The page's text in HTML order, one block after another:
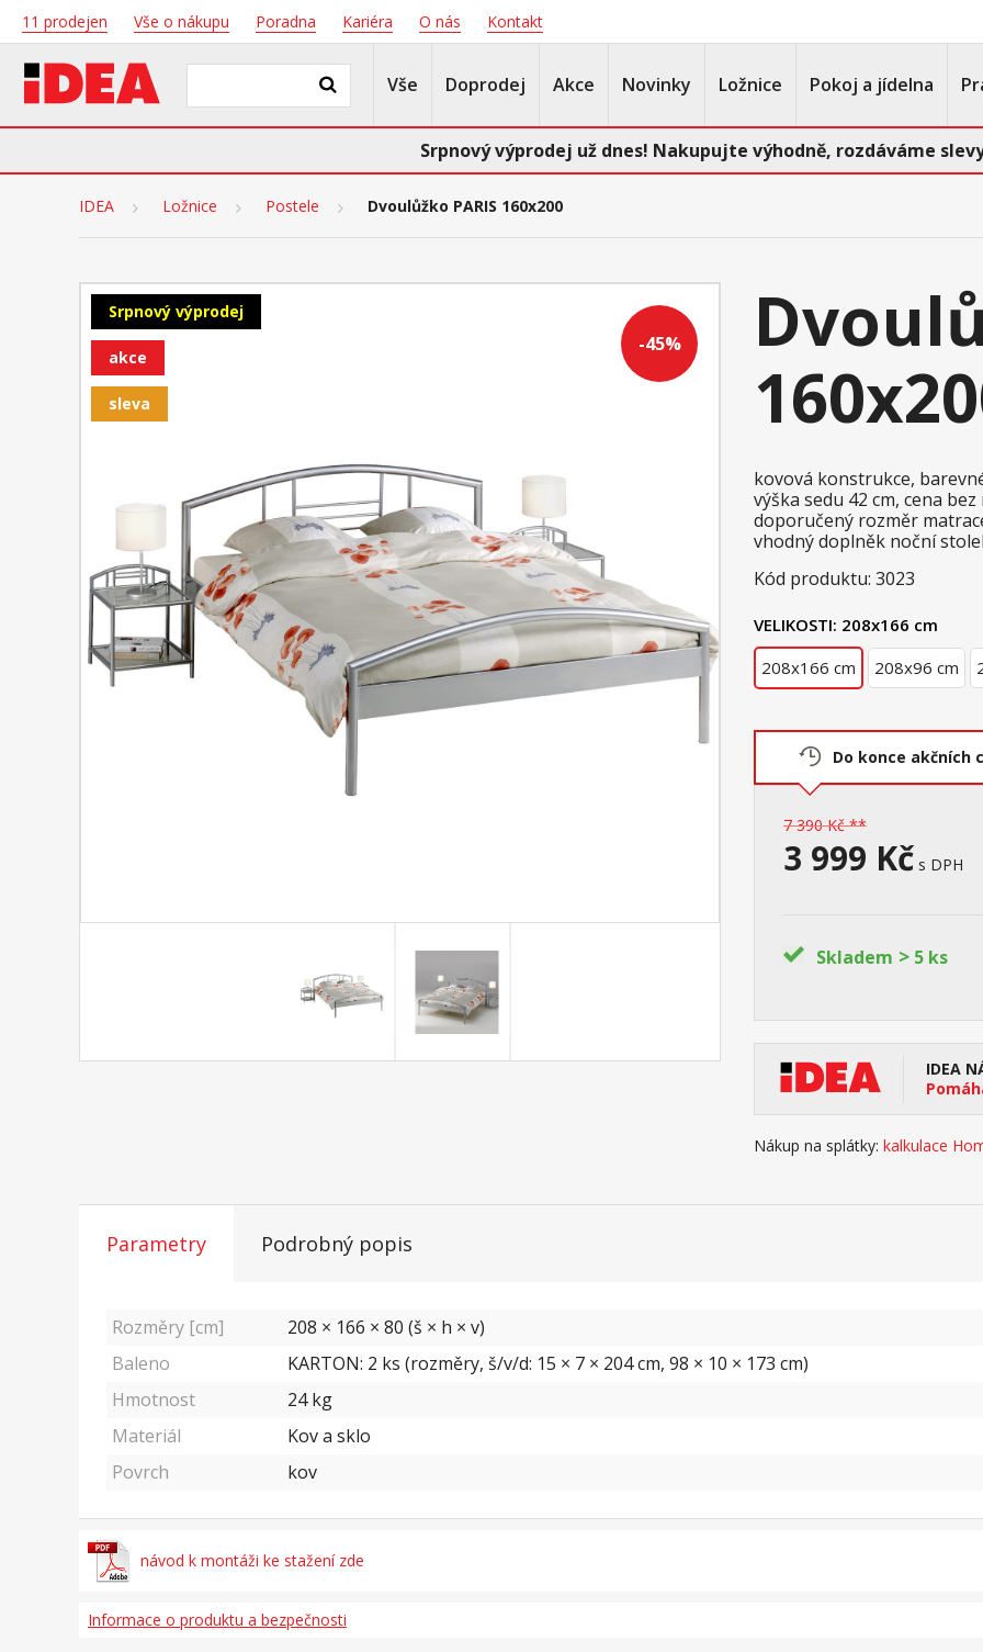
11 prodejen Vše o nákupu Poradna Kariéra O nás Kontakt
Vše Doprodej Akce Novinky Ložnice Pokoj a jídelna
Srpnový výprodej už dnes! Nakupujte výhodně, rozdáváme
IDEA Ložnice Postele Dvoulůžko PARIS 160x200
-45%
Srpnový výprodej
akce
sleva
kovová konstrukce,
výška sedu 42 cm, cena
doporučený rozměr
vhodný doplněk noční
Kód produktu: 3023
VELIKOSTI: 208x166 cm
208x166 cm
208x96 cm
Do konce akčních
7 390 Kč **
3 999 Kč s DPH
Skladem > 5 ks
IDEA
Nákup na splátky: kalkulace
Parametry Podrobný popis
Rozměry [cm]
208 × 166 × 80 (š × h × v)
Baleno
KARTON: 2 ks (rozměry, š/v/d: 15 × 7 × 204 cm, 98 × 10 × 173 cm)
Hmotnost
24kg
Materiál
Kov a sklo
Povrch
kov
návod k montáži ke stažení zde
Informace o produktu a bezpečnosti